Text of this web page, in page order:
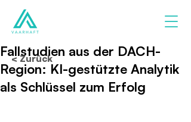
Fallstudien aus der DACH-
Region: KI-gestützte Analytik
als Schlüssel zum Erfolg
< Zurück